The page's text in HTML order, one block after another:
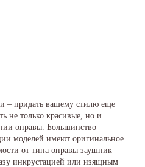
– придать вашему стилю еще
не только красивые, но и
оправы. Большинство
моделей имеют оригинальное
от типа оправы заушник
инкрустацией или изящным